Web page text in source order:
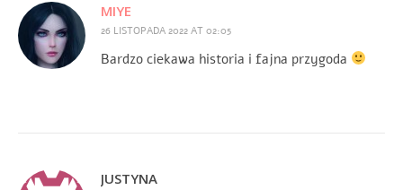
MIYE
26 LISTOPADA 2022 AT 02:05
Bardzo ciekawa historia i fajna przygoda
JUSTYNA